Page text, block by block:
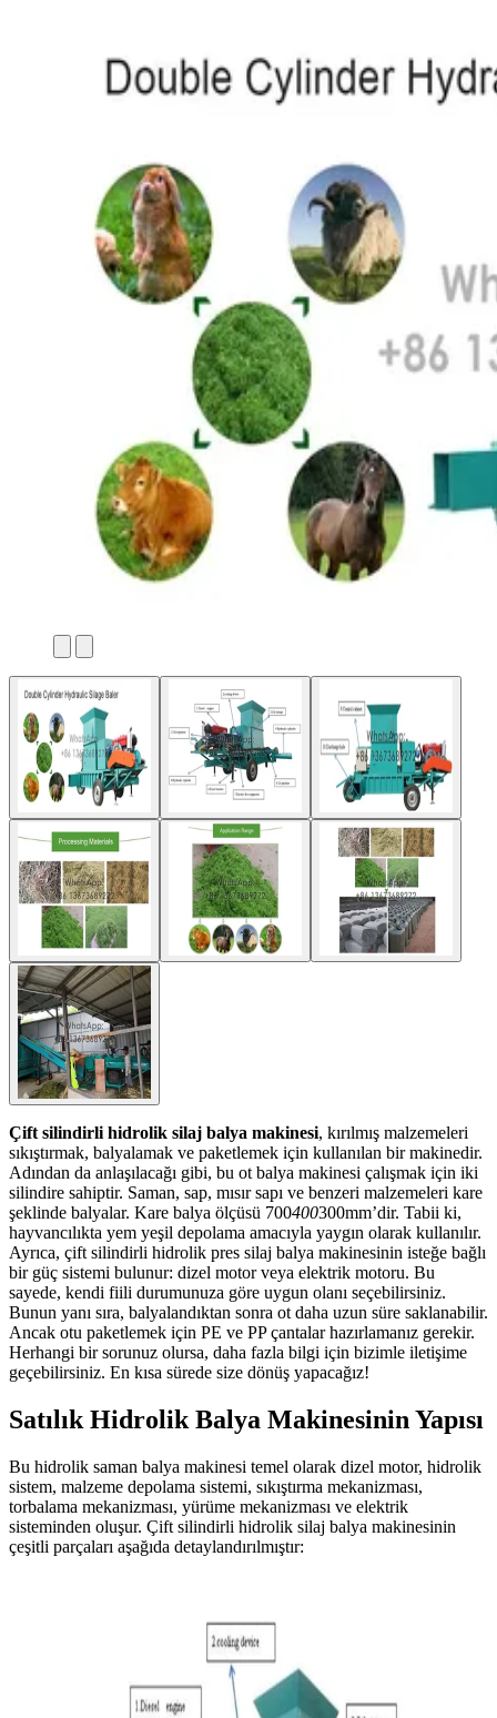
Çift silindirli hidrolik silaj balya makinesi, kırılmış malzemeleri
sıkıştırmak, balyalamak ve paketlemek için kullanılan bir makinedir.
Adından da anlaşılacağı gibi, bu ot balya makinesi çalışmak için iki
silindire sahiptir. Saman, sap, mısır sapı ve benzeri malzemeleri kare
şeklinde balyalar. Kare balya ölçüsü 700400300mm’dir. Tabii ki,
hayvancılıkta yem yeşil depolama amacıyla yaygın olarak kullanılır.
Ayrıca, çift silindirli hidrolik pres silaj balya makinesinin isteğe bağlı
bir güç sistemi bulunur: dizel motor veya elektrik motoru. Bu
sayede, kendi fiili durumunuza göre uygun olanı seçebilirsiniz.
Bunun yanı sıra, balyalandıktan sonra ot daha uzun süre saklanabilir.
Ancak otu paketlemek için PE ve PP çantalar hazırlamanız gerekir.
Herhangi bir sorunuz olursa, daha fazla bilgi için bizimle iletişime
geçebilirsiniz. En kısa sürede size dönüş yapacağız!
Satılık Hidrolik Balya Makinesinin Yapısı
Bu hidrolik saman balya makinesi temel olarak dizel motor, hidrolik
sistem, malzeme depolama sistemi, sıkıştırma mekanizması,
torbalama mekanizması, yürüme mekanizması ve elektrik
sisteminden oluşur. Çift silindirli hidrolik silaj balya makinesinin
çeşitli parçaları aşağıda detaylandırılmıştır: